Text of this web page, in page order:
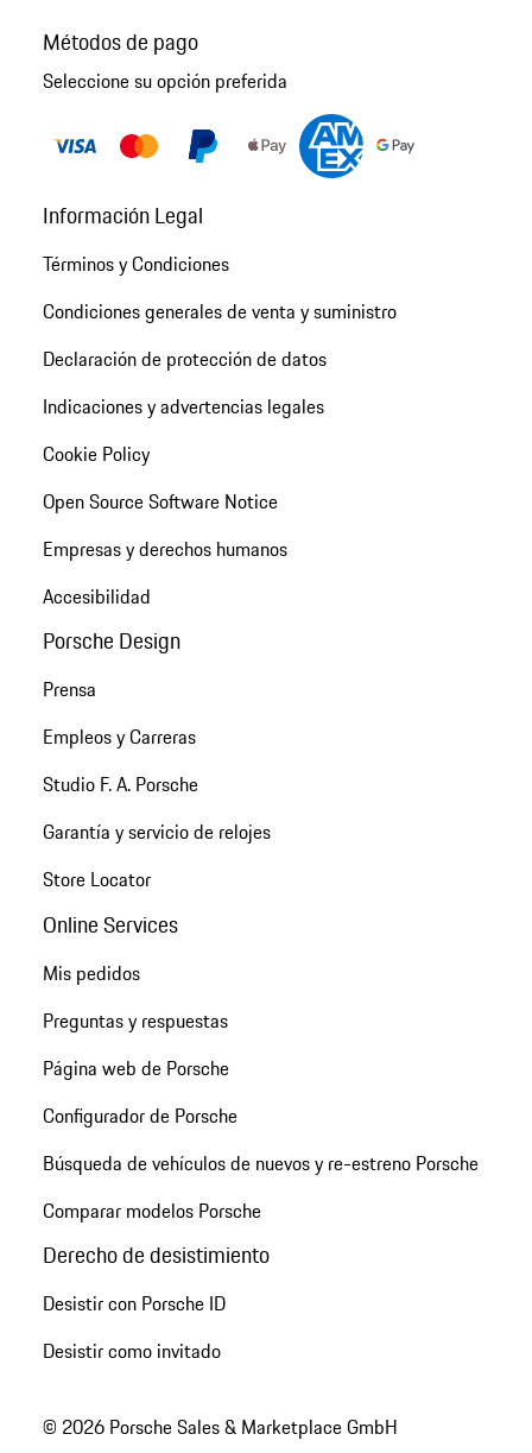
Métodos de pago
Seleccione su opción preferida
Información Legal
Términos y Condiciones
Condiciones generales de venta y suministro
Declaración de protección de datos
Indicaciones y advertencias legales
Cookie Policy
Open Source Software Notice
Empresas y derechos humanos
Accesibilidad
Porsche Design
Prensa
Empleos y Carreras
Studio F. A. Porsche
Garantía y servicio de relojes
Store Locator
Online Services
Mis pedidos
Preguntas y respuestas
Página web de Porsche
Configurador de Porsche
Búsqueda de vehículos de nuevos y re-estreno Porsche
Comparar modelos Porsche
Derecho de desistimiento
Desistir con Porsche ID
Desistir como invitado
© 2026 Porsche Sales & Marketplace GmbH